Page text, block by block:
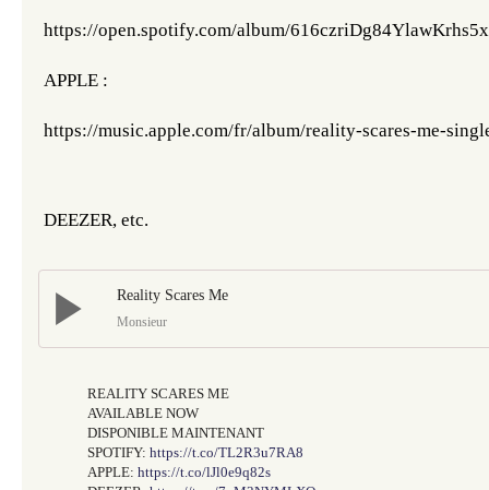
https://open.spotify.com/album/
APPLE :
https://music.apple.com/fr/album/reality-scares-me-
DEEZER, etc.
Reality Scares Me
Monsieur
REALITY SCARES ME
AVAILABLE NOW
DISPONIBLE MAINTENANT
SPOTIFY: https://t.co/TL2R3u7RA8
APPLE: https://t.co/lJl0e9q82s